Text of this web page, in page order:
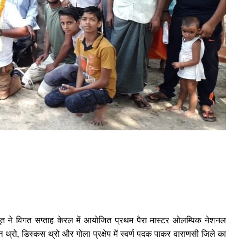
ने विगत सप्ताह केरल में आयोजित प्रथम पैरा मास्टर ओलम्पिक नेशनल
डिस्कस थ्रो और गोला प्रक्षेप में स्वर्ण पदक पाकर वाराणसी जिले का